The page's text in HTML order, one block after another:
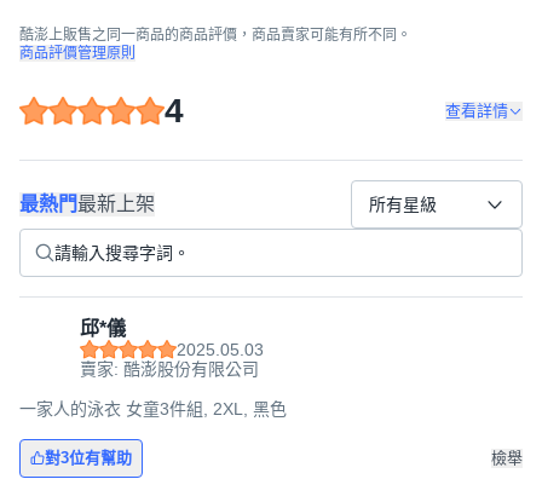
酷澎上販售之同一商品的商品評價，商品賣家可能有所不同。
商品評價管理原則
4 查看詳情
最熱門最新上架 所有星級
邱*儀
2025.05.03
賣家: 酷澎股份有限公司
一家人的泳衣 女童3件組, 2XL, 黑色
對3位有幫助 檢舉